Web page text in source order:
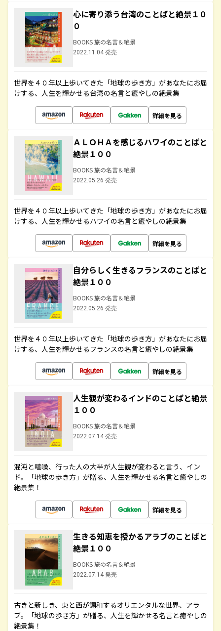
心に寄り添う台湾のことばと絶景１０
０
BOOKS 旅の名言＆絶景
2022.11.04 発売
世界を４０年以上歩いてきた「地球の歩き方」があなたにお届
けする、人生を輝かせる台湾の名言と癒やしの絶景集
詳細を見る
ＡＬＯＨＡを感じるハワイのことばと
絶景１００
BOOKS 旅の名言＆絶景
2022.05.26 発売
世界を４０年以上歩いてきた「地球の歩き方」があなたにお届
けする、人生を輝かせるハワイの名言と癒やしの絶景集
詳細を見る
自分らしく生きるフランスのことばと
絶景１００
BOOKS 旅の名言＆絶景
2022.05.26 発売
世界を４０年以上歩いてきた「地球の歩き方」があなたにお届
けする、人生を輝かせるフランスの名言と癒やしの絶景集
詳細を見る
人生観が変わるインドのことばと絶景
１００
BOOKS 旅の名言＆絶景
2022.07.14 発売
混沌と喧噪、行った人の大半が人生観が変わると言う、イン
ド。「地球の歩き方」が贈る、人生を輝かせる名言と癒やしの
絶景集！
詳細を見る
生きる知恵を授かるアラブのことばと
絶景１００
BOOKS 旅の名言＆絶景
2022.07.14 発売
古きと新しき、東と西が調和するオリエンタルな世界、アラ
ブ。「地球の歩き方」が贈る、人生を輝かせる名言と癒やしの
絶景集！